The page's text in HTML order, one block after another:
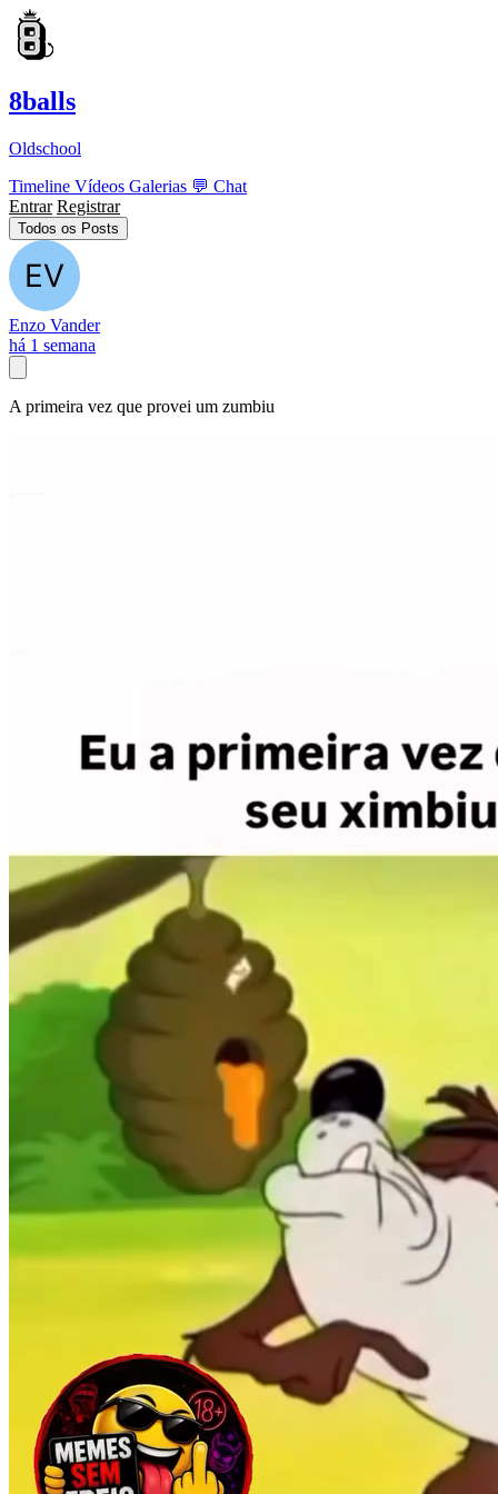
8balls
Oldschool
Timeline Vídeos Galerias 💬 Chat
Entrar Registrar
Todos os Posts
Enzo Vander
há 1 semana
A primeira vez que provei um zumbiu